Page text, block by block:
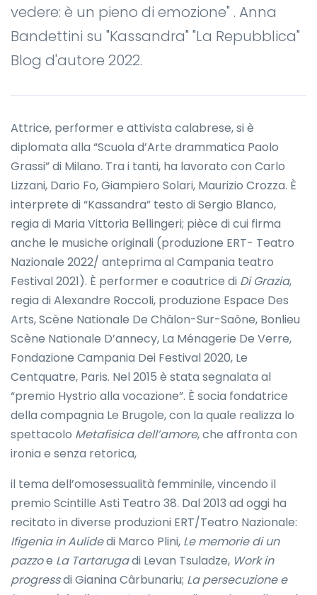
vedere: è un pieno di emozione" . Anna
Bandettini su "Kassandra" "La Repubblica"
Blog d'autore 2022.
Attrice, performer e attivista calabrese, si è
diplomata alla “Scuola d’Arte drammatica Paolo
Grassi” di Milano. Tra i tanti, ha lavorato con Carlo
Lizzani, Dario Fo, Giampiero Solari, Maurizio Crozza. È
interprete di “Kassandra” testo di Sergio Blanco,
regia di Maria Vittoria Bellingeri; pièce di cui firma
anche le musiche originali (produzione ERT- Teatro
Nazionale 2022/ anteprima al Campania teatro
Festival 2021). È performer e coautrice di Di Grazia,
regia di Alexandre Roccoli, produzione Espace Des
Arts, Scène Nationale De Châlon-Sur-Saône, Bonlieu
Scène Nationale D’annecy, La Ménagerie De Verre,
Fondazione Campania Dei Festival 2020, Le
Centquatre, Paris. Nel 2015 è stata segnalata al
“premio Hystrio alla vocazione”. È socia fondatrice
della compagnia Le Brugole, con la quale realizza lo
spettacolo Metafisica dell’amore, che affronta con
ironia e senza retorica,
il tema dell’omosessualità femminile, vincendo il
premio Scintille Asti Teatro 38. Dal 2013 ad oggi ha
recitato in diverse produzioni ERT/Teatro Nazionale:
Ifigenia in Aulidedi Marco Plini, Le memorie di un
pazzoe La Tartarugadi Levan Tsuladze, Work in
progressdi Gianina Cârbunariu; La persecuzione e